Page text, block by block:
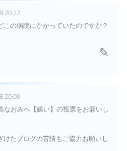
20:22
この病院にかかっていたのですか？
20:09
なおみへ【嫌い】の投票をお願いし
けたブログの苦情もご協力お願いし